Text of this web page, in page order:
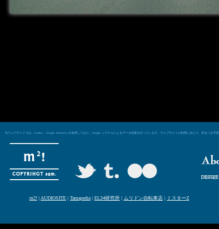
当ウェブサイトでは、Cookie、Google Analytics を使用しており、Google シグナルによるデータ収集を行っています。ウェブサイトの利用にあたり、然るべき
m2! | AUDIOSITE | Tamapedia | EL34研究所 | ムリドン自転車店 | ミスターZ